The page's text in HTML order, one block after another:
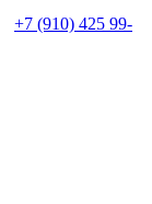
+7 (910) 425 99-